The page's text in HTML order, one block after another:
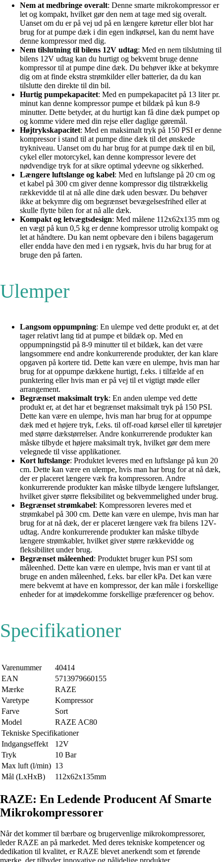
Nem at medbringe overalt: Denne smarte mikrokompressor er
let og kompakt, hvilket gør den nem at tage med sig overalt.
Uanset om du er på vej ud på en længere køretur eller blot har
brug for at pumpe dæk i din egen indkørsel, kan du nemt have
denne kompressor med dig.
Nem tilslutning til bilens 12V udtag: Med en nem tilslutning til
bilens 12V udtag kan du hurtigt og bekvemt bruge denne
kompressor til at pumpe dine dæk. Du behøver ikke at bekymre
dig om at finde ekstra strømkilder eller batterier, da du kan
tilslutte den direkte til din bil.
Hurtig pumpekapacitet: Med en pumpekapacitet på 13 liter pr.
minut kan denne kompressor pumpe et bildæk på kun 8-9
minutter. Dette betyder, at du hurtigt kan få dine dæk pumpet op
og komme videre med din rejse eller daglige gøremål.
Højtrykskapacitet: Med en maksimalt tryk på 150 PSI er denne
kompressor i stand til at pumpe dine dæk til det ønskede
trykniveau. Uanset om du har brug for at pumpe dæk til en bil,
cykel eller motorcykel, kan denne kompressor levere det
nødvendige tryk for at sikre optimal ydeevne og sikkerhed.
Længere luftslange og kabel: Med en luftslange på 20 cm og
et kabel på 300 cm giver denne kompressor dig tilstrækkelig
rækkevidde til at nå alle dine dæk uden besvær. Du behøver
ikke at bekymre dig om begrænset bevægelsesfrihed eller at
skulle flytte bilen for at nå alle dæk.
Kompakt og letvægtsdesign: Med målene 112x62x135 mm og
en vægt på kun 0,5 kg er denne kompressor utrolig kompakt og
let at håndtere. Du kan nemt opbevare den i bilens bagagerum
eller endda have den med i en rygsæk, hvis du har brug for at
bruge den på farten.
Ulemper
Langsom oppumpning: En ulempe ved dette produkt er, at det
tager relativt lang tid at pumpe et bildæk op. Med en
oppumpningstid på 8-9 minutter til et bildæk, kan det være
langsommere end andre konkurrerende produkter, der kan klare
opgaven på kortere tid. Dette kan være en ulempe, hvis man har
brug for at oppumpe dækkene hurtigt, f.eks. i tilfælde af en
punktering eller hvis man er på vej til et vigtigt møde eller
arrangement.
Begrænset maksimalt tryk: En anden ulempe ved dette
produkt er, at det har et begrænset maksimalt tryk på 150 PSI.
Dette kan være en ulempe, hvis man har brug for at oppumpe
dæk med et højere tryk, f.eks. til off-road kørsel eller til køretøjer
med større dækstørrelser. Andre konkurrerende produkter kan
måske tilbyde et højere maksimalt tryk, hvilket gør dem mere
velegnede til visse applikationer.
Kort luftslange: Produktet leveres med en luftslange på kun 20
cm. Dette kan være en ulempe, hvis man har brug for at nå dæk,
der er placeret længere væk fra kompressoren. Andre
konkurrerende produkter kan måske tilbyde længere luftslanger,
hvilket giver større fleksibilitet og bekvemmelighed under brug.
Begrænset strømkabel: Kompressoren leveres med et
strømkabel på 300 cm. Dette kan være en ulempe, hvis man har
brug for at nå dæk, der er placeret længere væk fra bilens 12V-
udtag. Andre konkurrerende produkter kan måske tilbyde
længere strømkabler, hvilket giver større rækkevidde og
fleksibilitet under brug.
Begrænset måleenhed: Produktet bruger kun PSI som
måleenhed. Dette kan være en ulempe, hvis man er vant til at
bruge en anden måleenhed, f.eks. bar eller kPa. Det kan være
mere bekvemt at have en kompressor, der kan måle i forskellige
enheder for at imødekomme forskellige præferencer og behov.
Specifikationer
Varenummer
40414
EAN
5713979660155
Mærke
RAZE
Varetype
Kompressor
Farve
Sort
Model
RAZE AC80
Tekniske Specifikationer
Indgangseffekt
12V
Tryk
10 Bar
Max luft (l/min) 13
Mål (LxHxB)
112x62x135mm
RAZE: En Ledende Producent Af Smarte
Mikrokompressorer
Når det kommer til bærbare og brugervenlige mikrokompressorer,
leder RAZE an på markedet. Med deres tekniske kompetencer og
dedikation til kvalitet, er RAZE blevet anerkendt som et førende
mærke, der tilbyder innovative og pålidelige produkter.